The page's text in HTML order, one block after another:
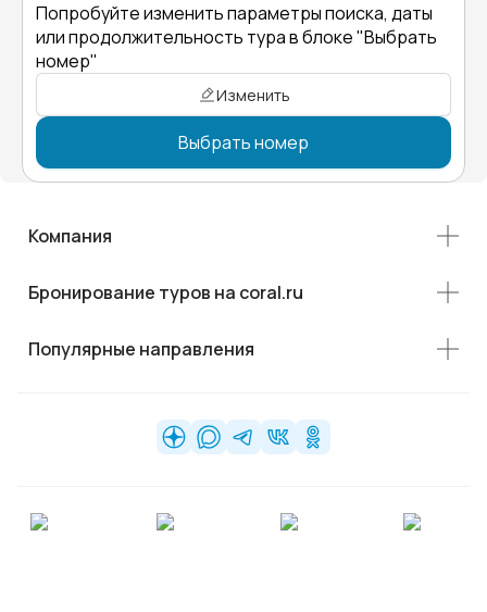
Попробуйте изменить параметры поиска, даты
или продолжительность тура в блоке "Выбрать
номер"
Изменить
Выбрать номер
Компания
Бронирование туров на coral.ru
Популярные направления